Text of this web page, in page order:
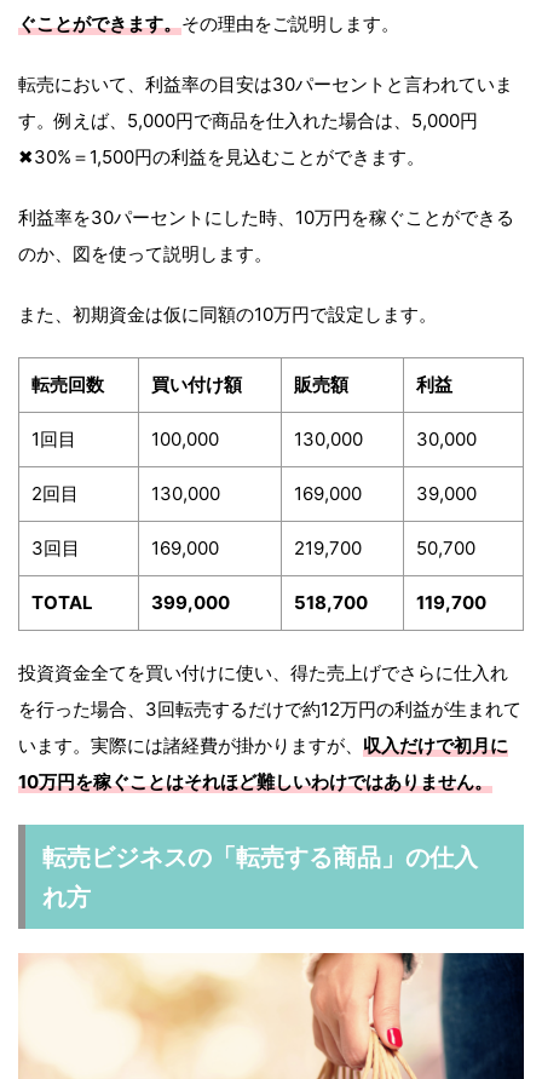
ぐことができます。その理由をご説明します。
転売において、利益率の目安は30パーセントと言われていま
す。例えば、5,000円で商品を仕入れた場合は、5,000円
✖︎30%＝1,500円の利益を見込むことができます。
利益率を30パーセントにした時、10万円を稼ぐことができる
のか、図を使って説明します。
また、初期資金は仮に同額の10万円で設定します。
転売回数 買い付け額 販売額 利益
1回目 100,000 130,000 30,000
2回目 130,000 169,000 39,000
3回目 169,000 219,700 50,700
TOTAL 399,000 518,700 119,700
投資資金全てを買い付けに使い、得た売上げでさらに仕入れ
を行った場合、3回転売するだけで約12万円の利益が生まれて
います。実際には諸経費が掛かりますが、 収入だけで初月に
10万円を稼ぐことはそれほど難しいわけではありません。
転売ビジネスの「転売する商品」の仕入
れ方